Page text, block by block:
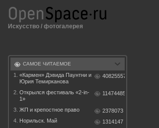
Искусство / фотогалерея
САМОЕ ЧИТАЕМОЕ
1.
«Кармен» Дэвида Паунтни и
Юрия Темирканова
40825557
2. Открылся фестиваль «2-in-
1»
11474485
3. ЖП и крепостное право
2378073
4. Норильск. Май
1314147